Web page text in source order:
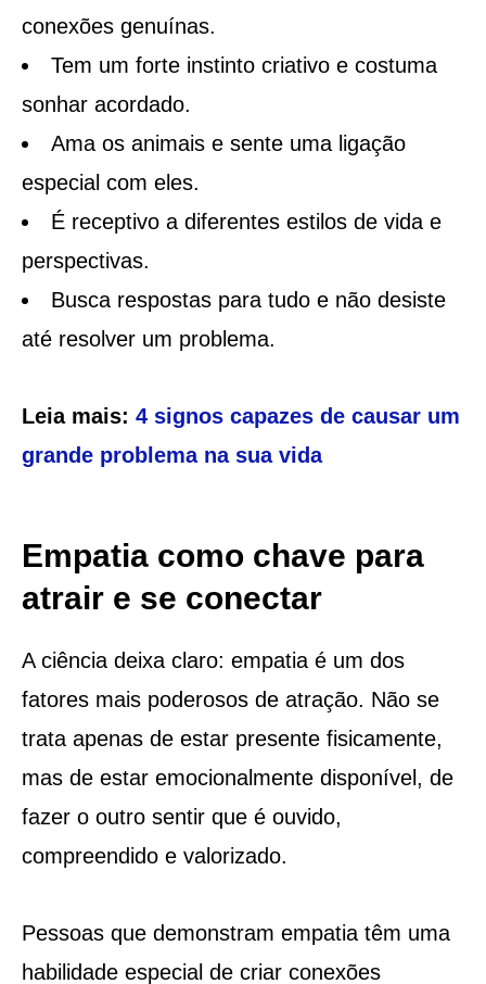
conexões genuínas.
Tem um forte instinto criativo e costuma
sonhar acordado.
Ama os animais e sente uma ligação
especial com eles.
É receptivo a diferentes estilos de vida e
perspectivas.
Busca respostas para tudo e não desiste
até resolver um problema.
Leia mais: 4 signos capazes de causar um
grande problema na sua vida
Empatia como chave para
atrair e se conectar
A ciência deixa claro: empatia é um dos
fatores mais poderosos de atração. Não se
trata apenas de estar presente fisicamente,
mas de estar emocionalmente disponível, de
fazer o outro sentir que é ouvido,
compreendido e valorizado.
Pessoas que demonstram empatia têm uma
habilidade especial de criar conexões